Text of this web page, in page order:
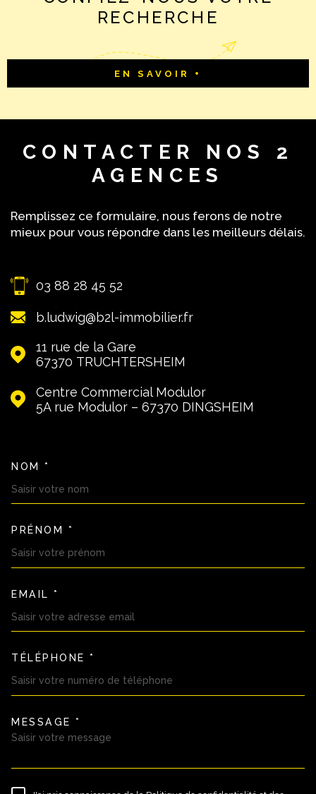
informations sur les risques auxquels ce bien est exposé
sont disponibles sur le site Géorisques
RECHERCHE
EN SAVOIR +
CONTACTER NOS 2
AGENCES
Remplissez ce formulaire, nous ferons de notre
mieux pour vous répondre dans les meilleurs délais.
03 88 28 45 52
b.ludwig@b2l-immobilier.fr
11 rue de la Gare
67370
TRUCHTERSHEIM
Centre Commercial Modulor
5A rue Modulor – 67370
DINGSHEIM
NOM *
PRÉNOM *
EMAIL *
TÉLÉPHONE *
MESSAGE *